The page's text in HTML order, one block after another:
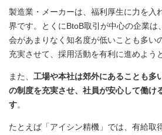
製造業・メーカーは、福利厚生に力を入
界です。とくにBtoB取引が中心の企業は
会があまりなく知名度が低いことも多い
充実させて、採用活動を有利に進めよう
また、 工場や本社は郊外にあることも多
の制度を充実させ、社員が安心して働け
す。
たとえば「アイシン精機」では、有給取